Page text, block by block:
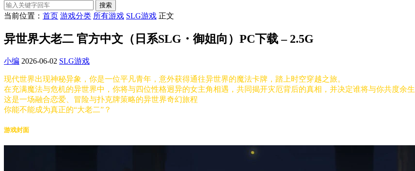
搜索
当前位置： 首页 游戏分类 所有游戏 SLG游戏 正文
异世界大老二 官方中文（日系SLG・御姐向）PC下载 – 2.5G
小编 2026-06-02 SLG游戏
现代世界出现神秘异象，你是一位平凡青年，意外获得通往异世界的魔法卡牌，踏上时空穿越之旅。
在充满魔法与危机的异世界中，你将与四位性格迥异的女主角相遇，共同揭开灾厄背后的真相，并决定谁将与你共度余生
这是一场融合恋爱、冒险与扑克牌策略的异世界奇幻旅程
你能不能成为真正的“大老二”？
游戏封面